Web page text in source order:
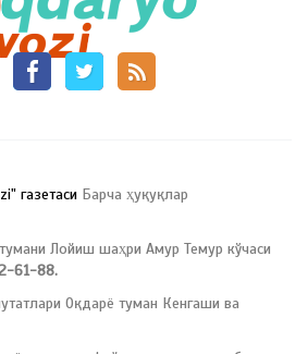
газетаси Барча ҳуқуқлар
Лойиш шаҳри Амур Темур кўчаси
61-88.
Оқдарё туман Кенгаши ва